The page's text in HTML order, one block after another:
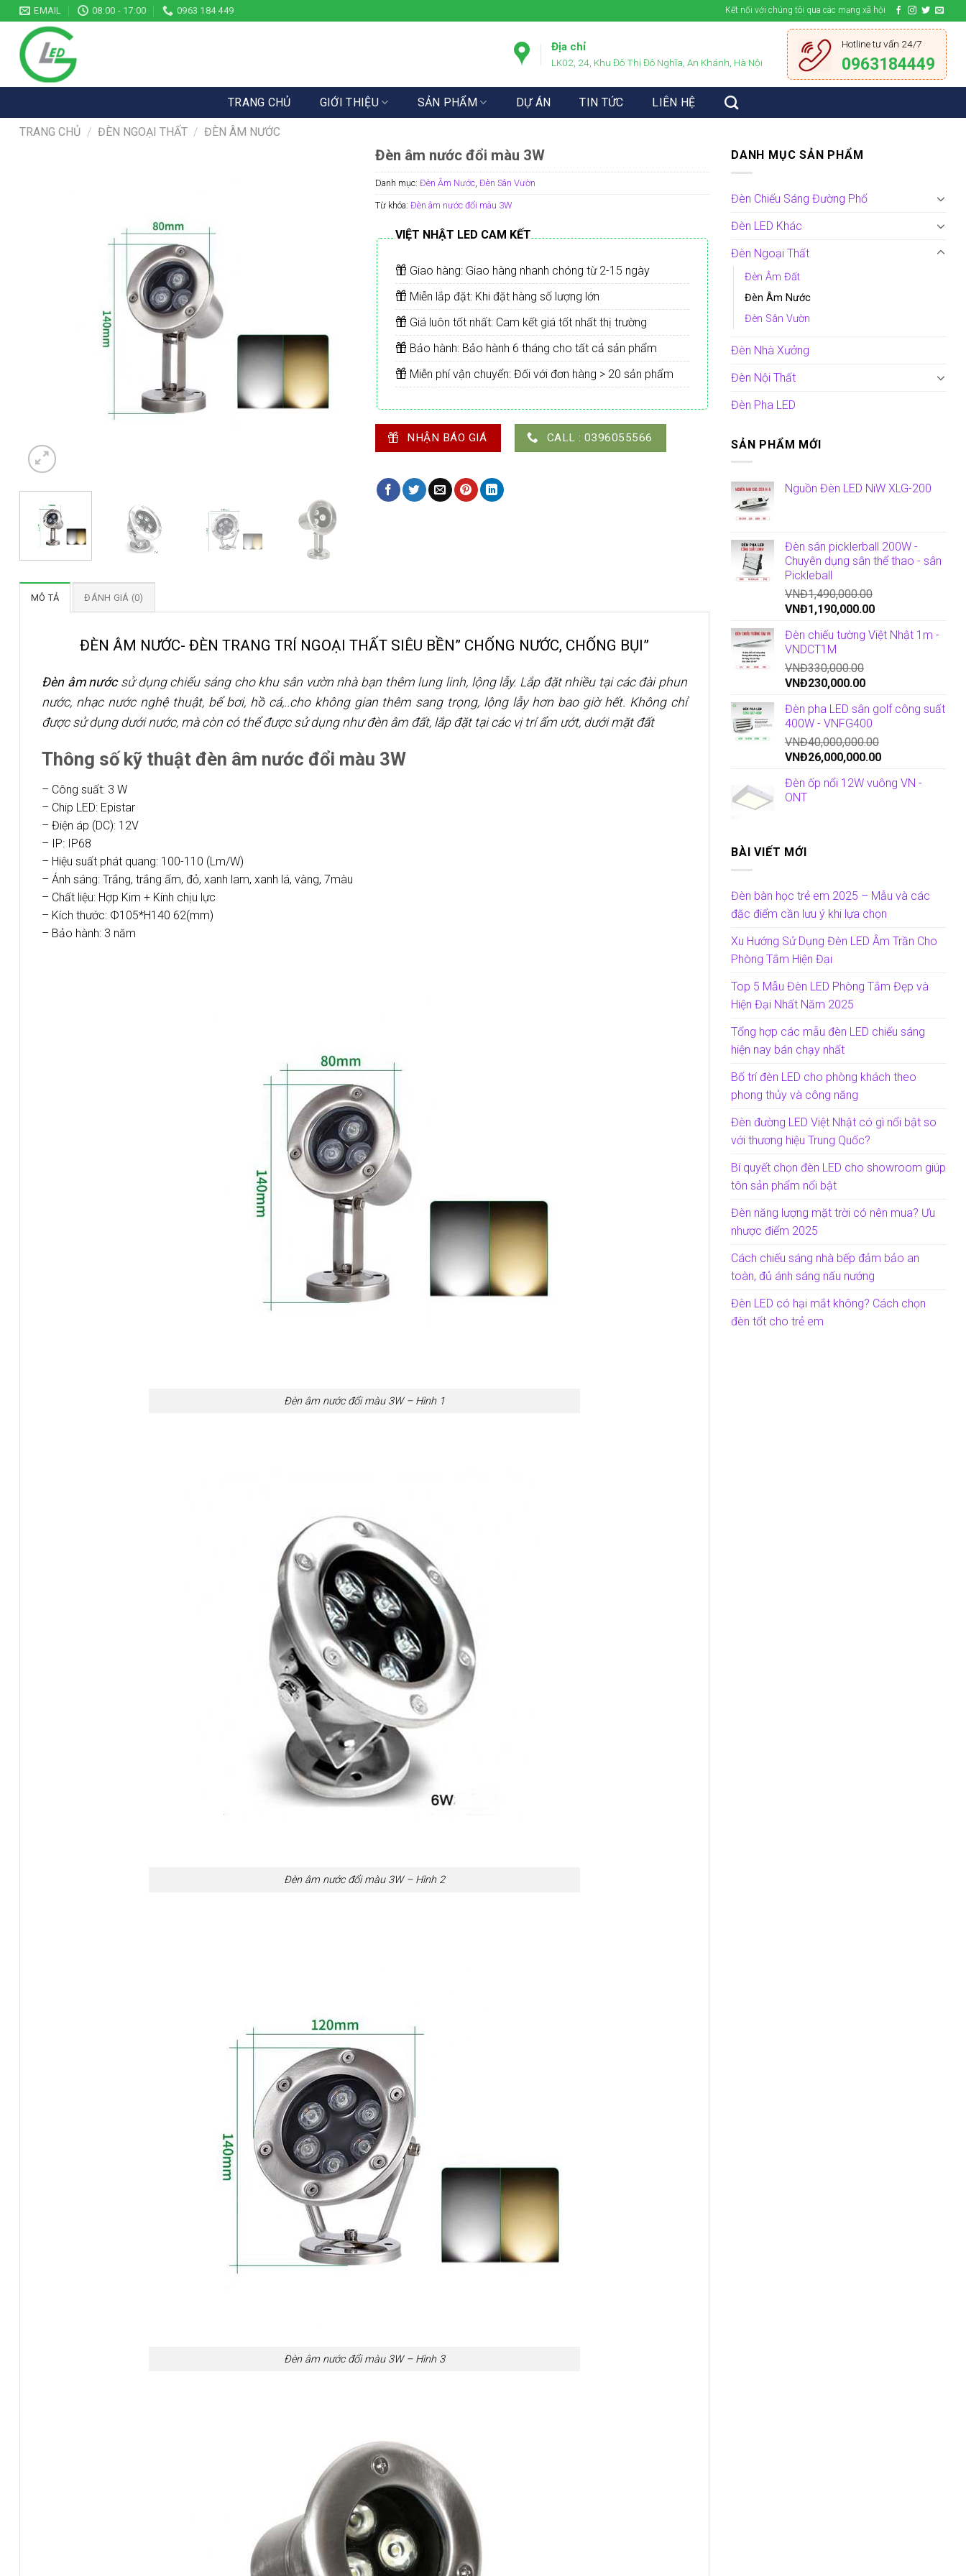
Skip
content
EMAIL 08:00 - 17:00 0963 184 449 Kết nối với chúng tôi qua các mạng xã hội
Địa chỉ
LK02, 24, Khu Đô Thị Đô Nghĩa, An Khánh, Hà Nội
Hotline tư vấn 24/7
0963184449
TRANG CHỦ GIỚI THIỆU SẢN PHẨM DỰ ÁN TIN TỨC LIÊN HỆ
TRANG CHỦ / ĐÈN NGOẠI THẤT / ĐÈN ÂM NƯỚC
Đèn âm nước đổi màu 3W
Danh mục: Đèn Âm Nước, Đèn Sân Vườn
Từ khóa: Đèn âm nước đổi màu 3W
VIỆT NHẬT LED CAM KẾT
Giao hàng: Giao hàng nhanh chóng từ 2-15 ngày
Miễn lắp đặt: Khi đặt hàng số lượng lớn
Giá luôn tốt nhất: Cam kết giá tốt nhất thị trường
Bảo hành: Bảo hành 6 tháng cho tất cả sản phẩm
Miễn phí vận chuyển: Đối với đơn hàng > 20 sản phẩm
NHẬN BÁO GIÁ CALL : 0396055566
MÔ TẢ ĐÁNH GIÁ (0)
ĐÈN ÂM NƯỚC- ĐÈN TRANG TRÍ NGOẠI THẤT SIÊU BỀN” CHỐNG NƯỚC, CHỐNG BỤI”
Đèn âm nướcsử dụng chiếu sáng cho khu sân vườn nhà bạn thêm lung linh, lộng lẫy. Lắp đặt nhiều tại các đài phun
nước, nhạc nước nghệ thuật, bể bơi, hồ cá,..cho không gian thêm sang trọng, lộng lẫy hơn bao giờ hết. Không chỉ
được sử dụng dưới nước, mà còn có thể được sử dụng như đèn âm đất, lắp đặt tại các vị trí ẩm ướt, dưới mặt đất
Thông số kỹ thuật đèn âm nước đổi màu 3W
– Công suất: 3 W
– Chip LED: Epistar
– Điện áp (DC): 12V
– IP: IP68
– Hiệu suất phát quang: 100-110 (Lm/W)
– Ánh sáng: Trắng, trắng ấm, đỏ, xanh lam, xanh lá, vàng, 7màu
– Chất liệu: Hợp Kim + Kính chịu lực
– Kích thước: Ф105*H140 62(mm)
– Bảo hành: 3 năm
Đèn âm nước đổi màu 3W – Hình 1
Đèn âm nước đổi màu 3W – Hình 2
Đèn âm nước đổi màu 3W – Hình 3
DANH MỤC SẢN PHẨM
Đèn Chiếu Sáng Đường Phố
Đèn LED Khác
Đèn Ngoại Thất
Đèn Âm Đất
Đèn Âm Nước
Đèn Sân Vườn
Đèn Nhà Xưởng
Đèn Nội Thất
Đèn Pha LED
SẢN PHẨM MỚI
Nguồn Đèn LED NiW XLG-200
Đèn sân picklerball 200W -
Chuyên dụng sân thể thao - sân
Pickleball
VNĐ1,490,000.00
VNĐ1,190,000.00
Đèn chiếu tường Việt Nhật 1m -
VNDCT1M
VNĐ330,000.00
VNĐ230,000.00
Đèn pha LED sân golf công suất
400W - VNFG400
VNĐ40,000,000.00
VNĐ26,000,000.00
Đèn ốp nổi 12W vuông VN -
ONT
BÀI VIẾT MỚI
Đèn bàn học trẻ em 2025 – Mẫu và các
đặc điểm cần lưu ý khi lựa chọn
Xu Hướng Sử Dụng Đèn LED Âm Trần Cho
Phòng Tắm Hiện Đại
Top 5 Mẫu Đèn LED Phòng Tắm Đẹp và
Hiện Đại Nhất Năm 2025
Tổng hợp các mẫu đèn LED chiếu sáng
hiện nay bán chạy nhất
Bố trí đèn LED cho phòng khách theo
phong thủy và công năng
Đèn đường LED Việt Nhật có gì nổi bật so
với thương hiệu Trung Quốc?
Bí quyết chọn đèn LED cho showroom giúp
tôn sản phẩm nổi bật
Đèn năng lượng mặt trời có nên mua? Ưu
nhược điểm 2025
Cách chiếu sáng nhà bếp đảm bảo an
toàn, đủ ánh sáng nấu nướng
Đèn LED có hại mắt không? Cách chọn
đèn tốt cho trẻ em